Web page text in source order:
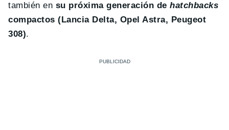
también en su próxima generación dehatchbacks
compactos (Lancia Delta, Opel Astra, Peugeot
308).